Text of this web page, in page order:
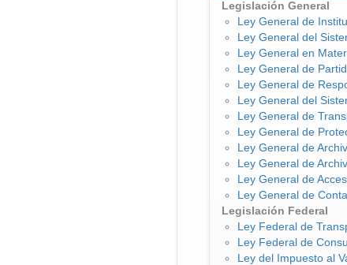
Legislación General
Ley General de
Ley General del
Ley General en
Ley General de
Ley General de
Ley General del
Ley General de
Ley General de
Ley General de
Ley General de
Ley General de
Ley General de
Legislación Federal
Ley Federal de
Ley Federal de
Ley del Impuesto al